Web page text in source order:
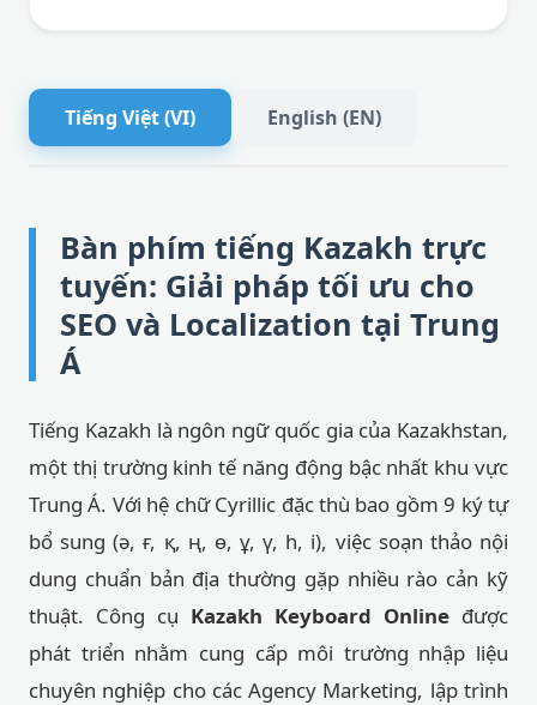
Tiếng Việt (VI) English (EN)
Bàn phím tiếng Kazakh trực
tuyến: Giải pháp tối ưu cho
SEO và Localization tại Trung
Á
Tiếng Kazakh là ngôn ngữ quốc gia của Kazakhstan,
một thị trường kinh tế năng động bậc nhất khu vực
Trung Á. Với hệ chữ Cyrillic đặc thù bao gồm 9 ký tự
bổ sung (ә, ғ, қ, ң, ө, ұ, ү, һ, і), việc soạn thảo nội
dung chuẩn bản địa thường gặp nhiều rào cản kỹ
thuật. Công cụ Kazakh Keyboard Online được
phát triển nhằm cung cấp môi trường nhập liệu
chuyên nghiệp cho các Agency Marketing, lập trình